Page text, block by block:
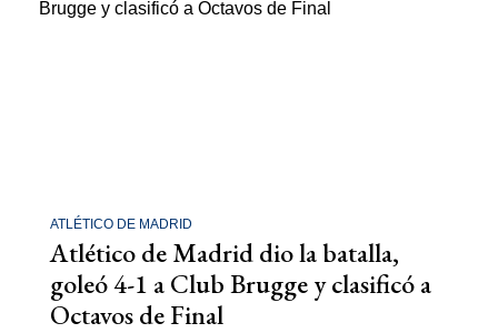
ATLÉTICO DE MADRID
Atlético de Madrid dio la batalla,
goleó 4-1 a Club Brugge y clasificó a
Octavos de Final